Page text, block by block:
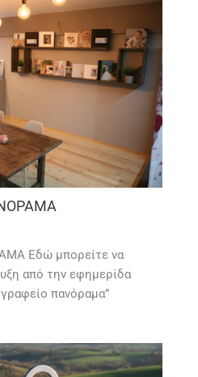
Εδώ μπορείτε να
από την εφημερίδα
πανόραμα”